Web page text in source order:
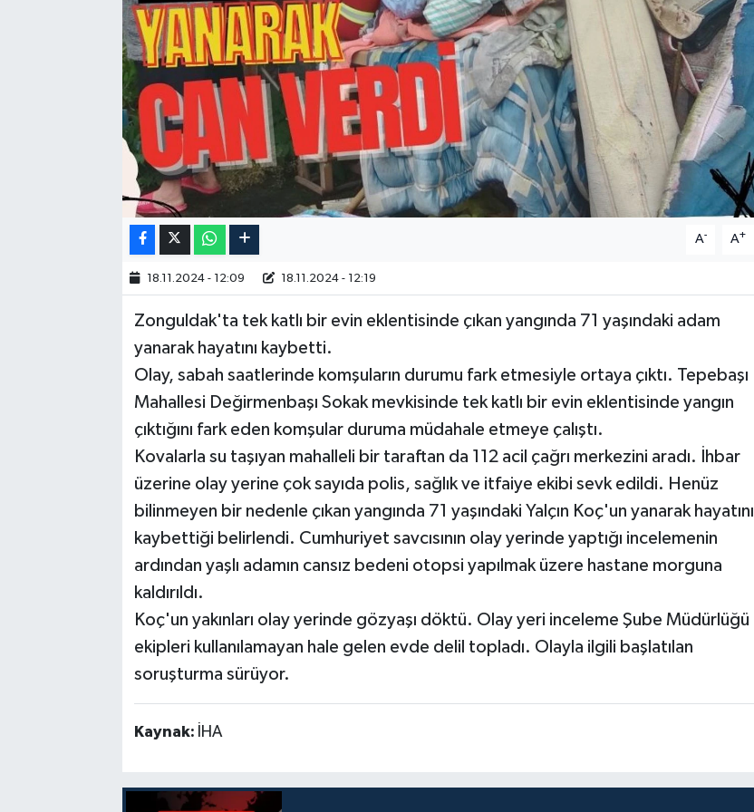
A- A+
18.11.2024 - 12:09 18.11.2024 - 12:19
Zonguldak'ta tek katlı bir evin eklentisinde çıkan yangında 71 yaşındaki adam
yanarak hayatını kaybetti.
Olay, sabah saatlerinde komşuların durumu fark etmesiyle ortaya çıktı. Tepebaşı
Mahallesi Değirmenbaşı Sokak mevkisinde tek katlı bir evin eklentisinde yangın
çıktığını fark eden komşular duruma müdahale etmeye çalıştı.
Kovalarla su taşıyan mahalleli bir taraftan da 112 acil çağrı merkezini aradı. İhbar
üzerine olay yerine çok sayıda polis, sağlık ve itfaiye ekibi sevk edildi. Henüz
bilinmeyen bir nedenle çıkan yangında 71 yaşındaki Yalçın Koç'un yanarak hayatını
kaybettiği belirlendi. Cumhuriyet savcısının olay yerinde yaptığı incelemenin
ardından yaşlı adamın cansız bedeni otopsi yapılmak üzere hastane morguna
kaldırıldı.
Koç'un yakınları olay yerinde gözyaşı döktü. Olay yeri inceleme Şube Müdürlüğü
ekipleri kullanılamayan hale gelen evde delil topladı. Olayla ilgili başlatılan
soruşturma sürüyor.
Kaynak: İHA